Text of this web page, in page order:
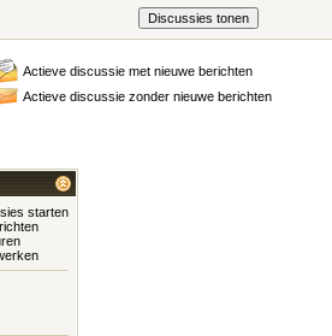
Actieve discussie met nieuwe berichten
Actieve discussie zonder nieuwe berichten
starten